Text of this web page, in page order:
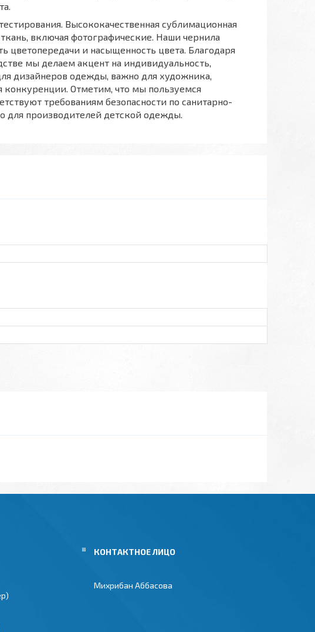
Высококачественная сублимационная
включая фотографические. Наши чернила
цветопередачи и насыщенность цвета. Благодаря
мы делаем акцент на индивидуальность,
дизайнеров одежды, важно для художника,
Отметим, что мы пользуемся
требованиям безопасности по санитарно-
для производителей детской одежды.
Михрибан Аббасова